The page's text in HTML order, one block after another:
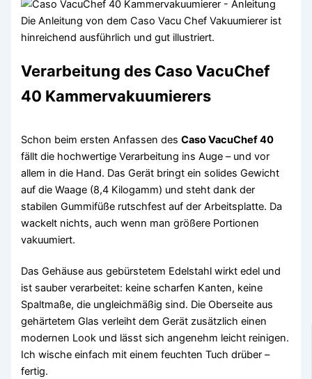
Die Anleitung von dem Caso Vacu Chef Vakuumierer ist
hinreichend ausführlich und gut illustriert.
Verarbeitung des Caso VacuChef
40 Kammervakuumierers
Schon beim ersten Anfassen desCaso VacuChef 40
fällt die hochwertige Verarbeitung ins Auge – und vor
allem in die Hand. Das Gerät bringt ein solides Gewicht
auf die Waage (8,4 Kilogamm) und steht dank der
stabilen Gummifüße rutschfest auf der Arbeitsplatte. Da
wackelt nichts, auch wenn man größere Portionen
vakuumiert.
Das Gehäuse aus gebürstetem Edelstahl wirkt edel und
ist sauber verarbeitet: keine scharfen Kanten, keine
Spaltmaße, die ungleichmäßig sind. Die Oberseite aus
gehärtetem Glas verleiht dem Gerät zusätzlich einen
modernen Look und lässt sich angenehm leicht reinigen.
Ich wische einfach mit einem feuchten Tuch drüber –
fertig.